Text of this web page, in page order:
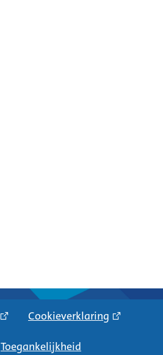
Cookieverklaring
Toegankelijkheid